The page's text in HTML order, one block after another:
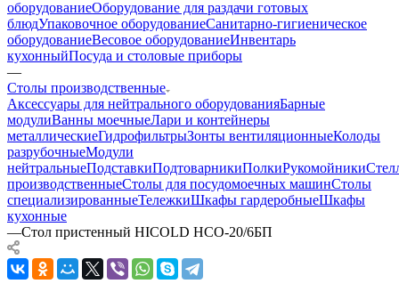
оборудованиеОборудование для раздачи готовых
блюдУпаковочное оборудованиеСанитарно-гигиеническое
оборудованиеВесовое оборудованиеИнвентарь
кухонныйПосуда и столовые приборы
—
Столы производственные
Аксессуары для нейтрального оборудованияБарные
модулиВанны моечныеЛари и контейнеры
металлическиеГидрофильтрыЗонты вентиляционныеКолоды
разрубочныеМодули
нейтральныеПодставкиПодтоварникиПолкиРукомойники
производственныеСтолы для посудомоечных машинСтолы
специализированныеТележкиШкафы гардеробныеШкафы
кухонные
—Стол пристенный HICOLD НСО-20/6БП